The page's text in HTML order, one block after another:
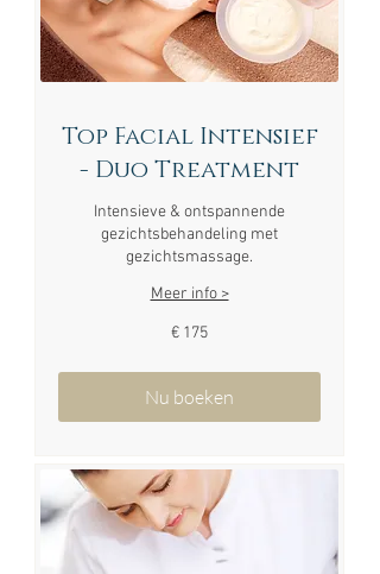
Top Facial Intensief
- Duo Treatment
Intensieve & ontspannende
gezichtsbehandeling met
gezichtsmassage.
Meer info >
€ 175
Nu boeken